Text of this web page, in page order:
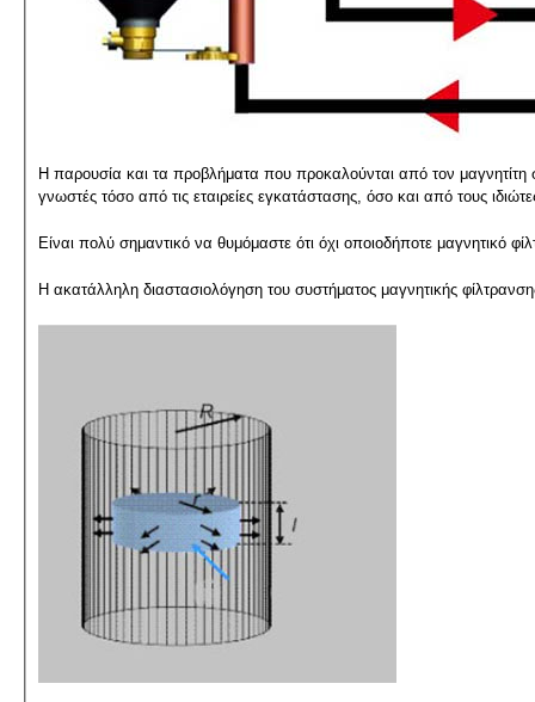
Η παρουσία και τα προβλήματα που προκαλούνται από τον μαγνητίτη
γνωστές τόσο από τις εταιρείες εγκατάστασης, όσο και από τους
Είναι πολύ σημαντικό να θυμόμαστε ότι όχι οποιοδήποτε μαγνητικό
Η ακατάλληλη διαστασιολόγηση του συστήματος μαγνητικής